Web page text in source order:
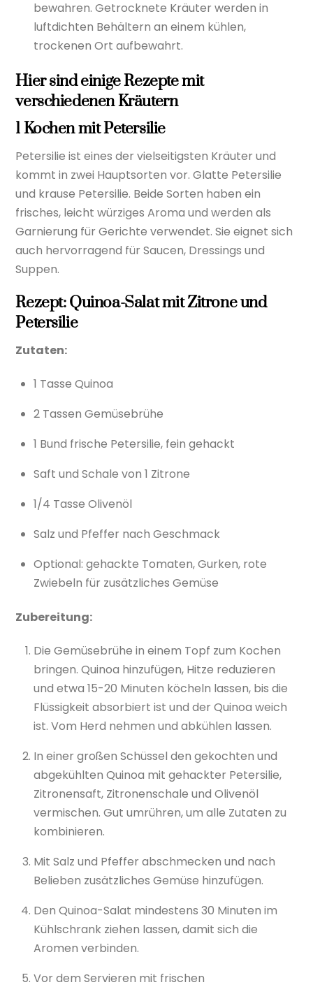
bewahren. Getrocknete Kräuter werden in
luftdichten Behältern an einem kühlen,
trockenen Ort aufbewahrt.
Hier sind einige Rezepte mit
verschiedenen Kräutern
1 Kochen mit Petersilie
Petersilie ist eines der vielseitigsten Kräuter und
kommt in zwei Hauptsorten vor. Glatte Petersilie
und krause Petersilie. Beide Sorten haben ein
frisches, leicht würziges Aroma und werden als
Garnierung für Gerichte verwendet. Sie eignet sich
auch hervorragend für Saucen, Dressings und
Suppen.
Rezept: Quinoa-Salat mit Zitrone und
Petersilie
Zutaten:
1 Tasse Quinoa
2 Tassen Gemüsebrühe
1 Bund frische Petersilie, fein gehackt
Saft und Schale von 1 Zitrone
1/4 Tasse Olivenöl
Salz und Pfeffer nach Geschmack
Optional: gehackte Tomaten, Gurken, rote
Zwiebeln für zusätzliches Gemüse
Zubereitung:
Die Gemüsebrühe in einem Topf zum Kochen
bringen. Quinoa hinzufügen, Hitze reduzieren
und etwa 15-20 Minuten köcheln lassen, bis die
Flüssigkeit absorbiert ist und der Quinoa weich
ist. Vom Herd nehmen und abkühlen lassen.
In einer großen Schüssel den gekochten und
abgekühlten Quinoa mit gehackter Petersilie,
Zitronensaft, Zitronenschale und Olivenöl
vermischen. Gut umrühren, um alle Zutaten zu
kombinieren.
Mit Salz und Pfeffer abschmecken und nach
Belieben zusätzliches Gemüse hinzufügen.
Den Quinoa-Salat mindestens 30 Minuten im
Kühlschrank ziehen lassen, damit sich die
Aromen verbinden.
Vor dem Servieren mit frischen